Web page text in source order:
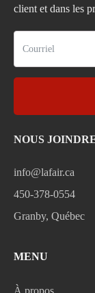
client et dans les
NOUS
info@lafair.ca
450-378-0554
Granby, Québec
MENU
À propos